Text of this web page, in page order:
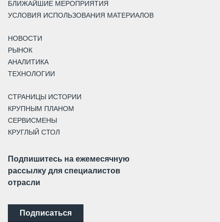
БЛИЖАЙШИЕ МЕРОПРИЯТИЯ
УСЛОВИЯ ИСПОЛЬЗОВАНИЯ МАТЕРИАЛОВ
НОВОСТИ
РЫНОК
АНАЛИТИКА
ТЕХНОЛОГИИ
СТРАНИЦЫ ИСТОРИИ
КРУПНЫМ ПЛАНОМ
СЕРВИСМЕНЫ
КРУГЛЫЙ СТОЛ
Подпишитесь на ежемесячную
рассылку для специалистов
отрасли
Подписаться